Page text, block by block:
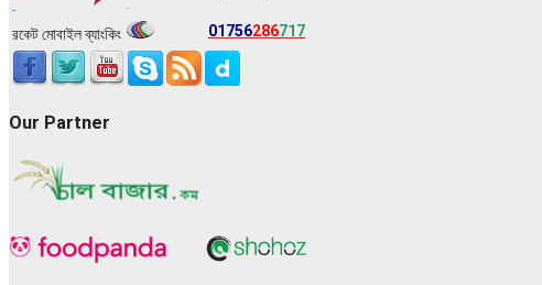
রকেট মোবাইল ব্যাংকিং 01756286717
Our Partner